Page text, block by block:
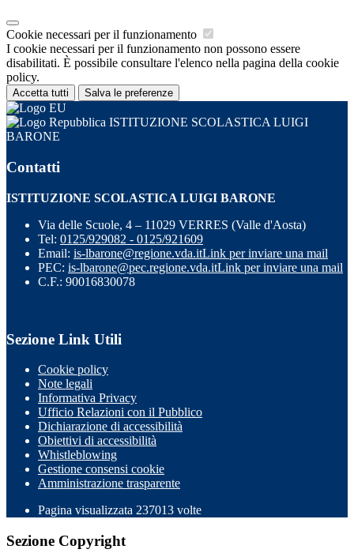
Cookie necessari per il funzionamento
I cookie necessari per il funzionamento non possono essere
disabilitati. È possibile consultare l'elenco nella pagina della cookie
policy.
Accetta tutti Salva le preferenze
ISTITUZIONE SCOLASTICA LUIGI
BARONE
Contatti
ISTITUZIONE SCOLASTICA LUIGI BARONE
Via delle Scuole, 4 – 11029 VERRES (Valle d'Aosta)
Tel: 0125/929082 - 0125/921609
Email: is-lbarone@regione.vda.itLink per inviare una mail
PEC: is-lbarone@pec.regione.vda.itLink per inviare una mail
C.F.: 90016830078
Sezione Link Utili
Cookie policy
Note legali
Informativa Privacy
Ufficio Relazioni con il Pubblico
Dichiarazione di accessibilità
Obiettivi di accessibilità
Whistleblowing
Gestione consensi cookie
Amministrazione trasparente
Pagina visualizzata 237013 volte
Sezione Copyright